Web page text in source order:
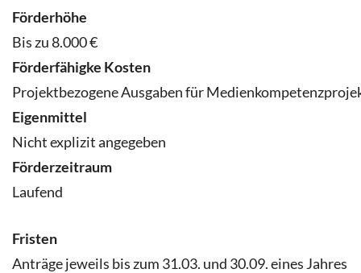
Förderhöhe
Bis zu 8.000 €
Förderfähigke Kosten
Projektbezogene Ausgaben für
Eigenmittel
Nicht explizit angegeben
Förderzeitraum
Laufend
Fristen
Anträge jeweils bis zum 31.03. und 30.09. eines Jahres